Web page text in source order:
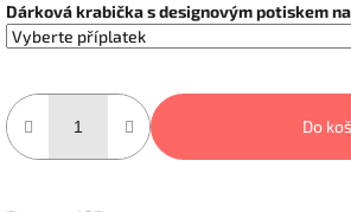
Dárková krabička s designovým potiskem
Do